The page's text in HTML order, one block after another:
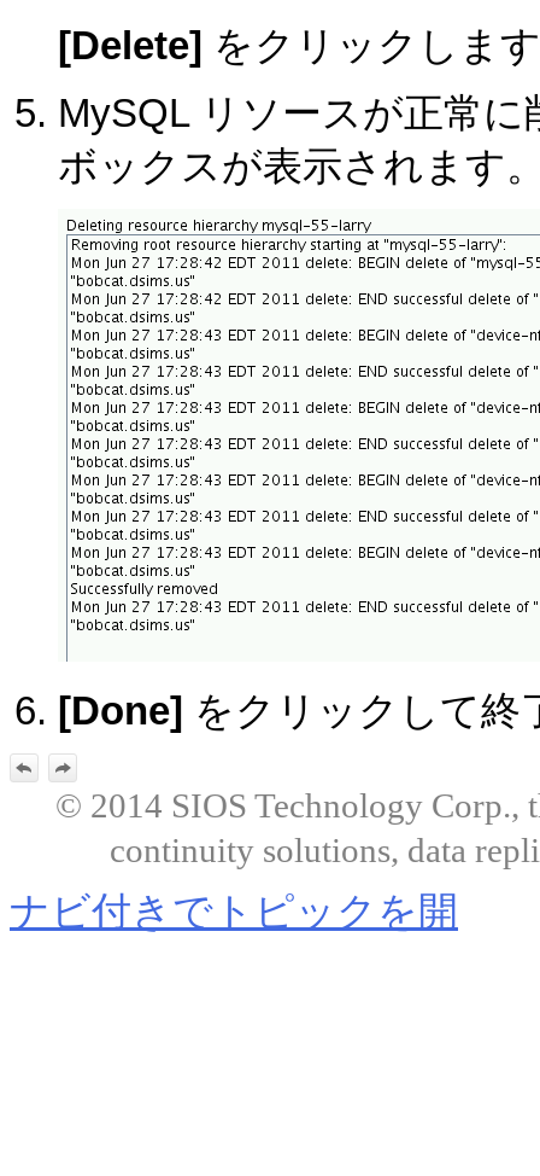
[Delete] をクリックしま
MySQL リソースが正常
ボックスが表示されます
[Done] をクリックして終
© 2014 SIOS Technology Corp.,
continuity solutions, data
ナビ付きでトピックを開